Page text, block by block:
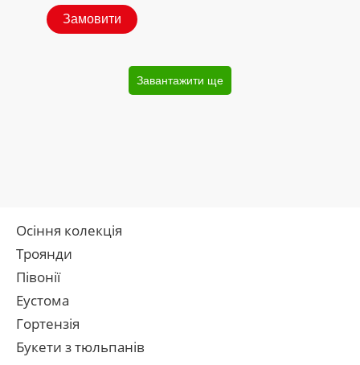
Замовити
Завантажити ще
Осіння колекція
Троянди
Півонії
Еустома
Гортензія
Букети з тюльпанів